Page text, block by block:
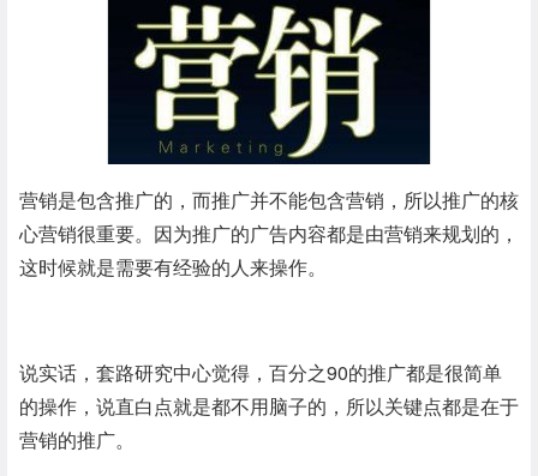
营销是包含推广的，而推广并不能包含营销，所以推广的核
心营销很重要。因为推广的广告内容都是由营销来规划的，
这时候就是需要有经验的人来操作。
说实话，套路研究中心觉得，百分之90的推广都是很简单
的操作，说直白点就是都不用脑子的，所以关键点都是在于
营销的推广。